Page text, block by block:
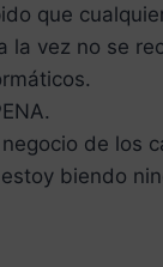
que
la vez no se
de los
biendo